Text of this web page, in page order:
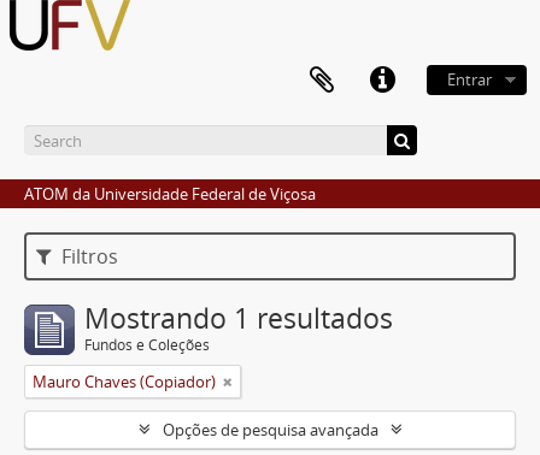
Entrar
ATOM da Universidade Federal de Viçosa
Filtros
Mostrando 1 resultados
Fundos e Coleções
Mauro Chaves (Copiador)
Opções de pesquisa avançada